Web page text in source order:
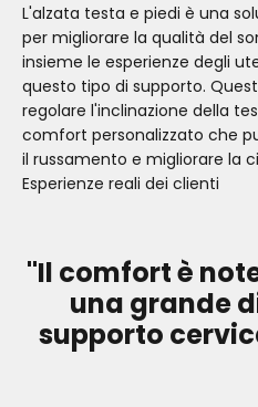
L'alzata testa e piedi è una
per migliorare la qualità del
insieme le esperienze degli
questo tipo di supporto.
regolare l'inclinazione della
comfort personalizzato che
il russamento e migliorare la
Esperienze reali dei clienti
"Il comfort è
una grande
supporto